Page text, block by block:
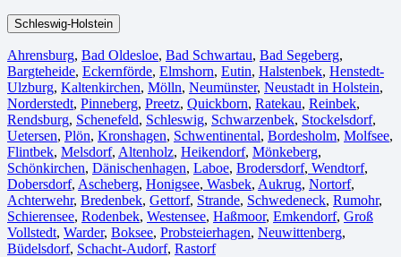
Schleswig-Holstein
Ahrensburg, Bad Oldesloe, Bad Schwartau, Bad Segeberg,
Bargteheide, Eckernförde, Elmshorn, Eutin, Halstenbek, Henstedt-
Ulzburg, Kaltenkirchen, Mölln, Neumünster, Neustadt in Holstein,
Norderstedt, Pinneberg, Preetz, Quickborn, Ratekau, Reinbek,
Rendsburg, Schenefeld, Schleswig, Schwarzenbek, Stockelsdorf,
Uetersen, Plön, Kronshagen, Schwentinental, Bordesholm, Molfsee,
Flintbek, Melsdorf, Altenholz, Heikendorf, Mönkeberg,
Schönkirchen, Dänischenhagen, Laboe, Brodersdorf, Wendtorf,
Dobersdorf, Ascheberg, Honigsee, Wasbek, Aukrug, Nortorf,
Achterwehr, Bredenbek, Gettorf, Strande, Schwedeneck, Rumohr,
Schierensee, Rodenbek, Westensee, Haßmoor, Emkendorf, Groß
Vollstedt, Warder, Boksee, Probsteierhagen, Neuwittenberg,
Büdelsdorf, Schacht-Audorf, Rastorf